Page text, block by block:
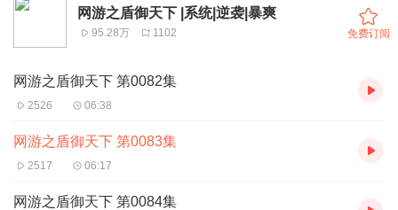
网游之盾御天下 |系统|逆袭|暴爽
95.28万 1102 免费订阅
网游之盾御天下 第0082集
2526 06:38
网游之盾御天下 第0083集
2517 06:17
网游之盾御天下 第0084集